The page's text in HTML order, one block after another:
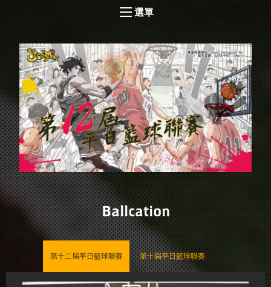
選單
Ballcation
第十二屆平日籃球聯賽 第十屆平日籃球聯賽